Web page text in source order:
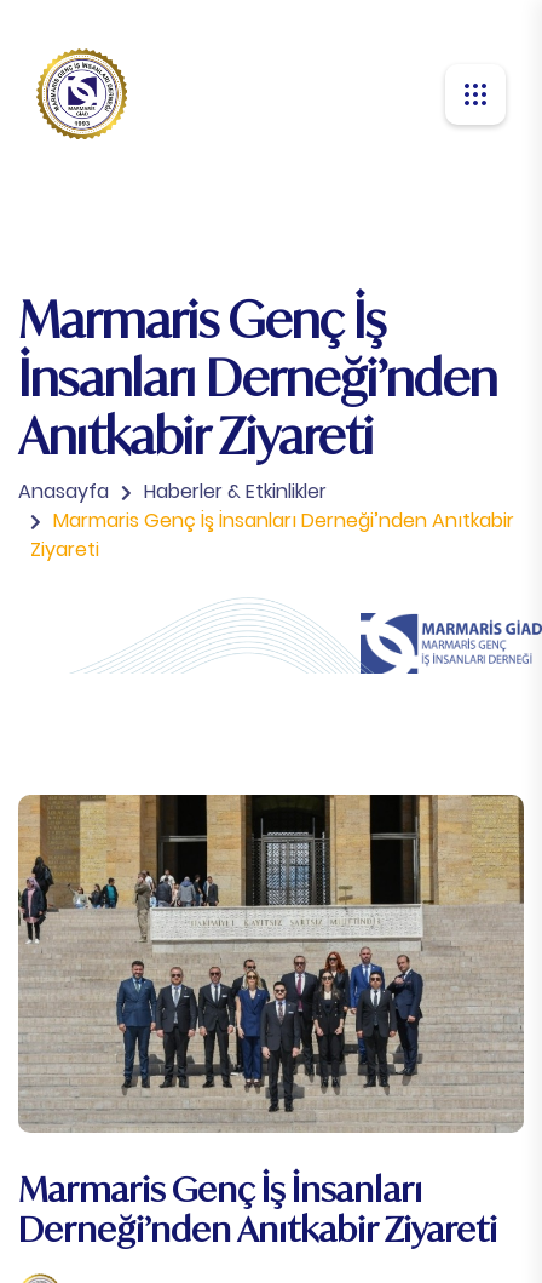
Marmaris Genç İş
İnsanları Derneği’nden
Anıtkabir Ziyareti​
Anasayfa
Haberler & Etkinlikler
Marmaris Genç İş İnsanları Derneği’nden Anıtkabir
Ziyareti​
Marmaris Genç İş İnsanları
Derneği’nden Anıtkabir Ziyareti​